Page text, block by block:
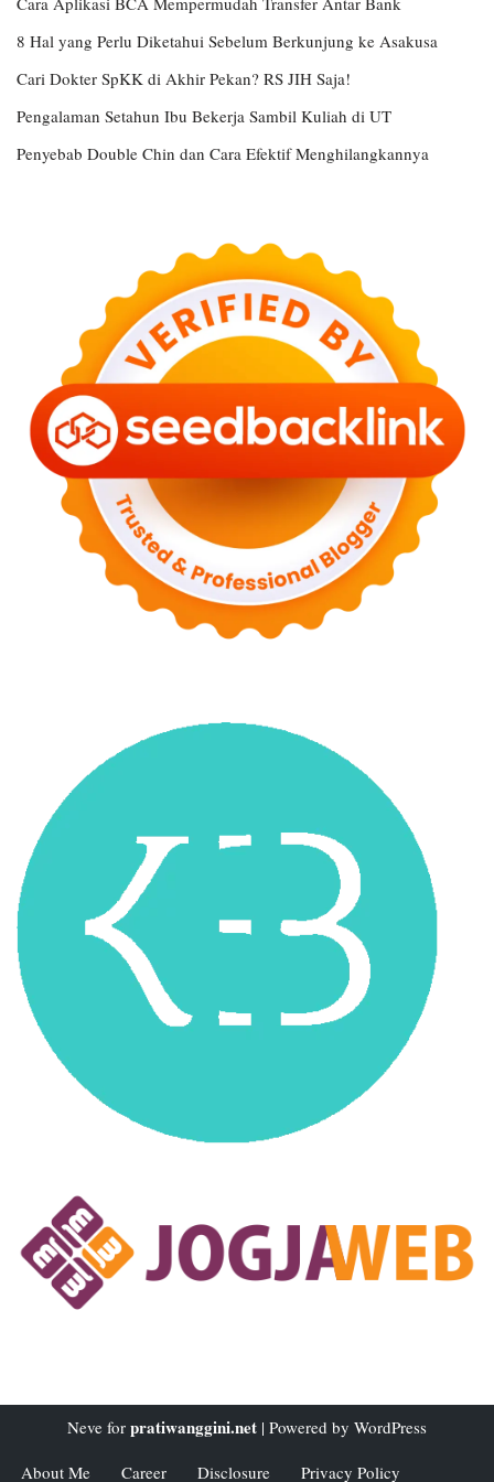
8 Hal yang Perlu Diketahui Sebelum Berkunjung ke Asakusa
Cari Dokter SpKK di Akhir Pekan? RS JIH Saja!
Pengalaman Setahun Ibu Bekerja Sambil Kuliah di UT
Penyebab Double Chin dan Cara Efektif Menghilangkannya
Neve for pratiwanggini.net | Powered by WordPress
About Me Career Disclosure Privacy Policy